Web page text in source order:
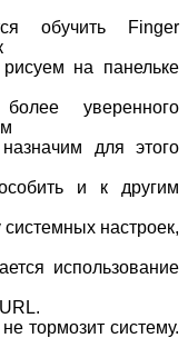
обучить
Finger
на панельке
уверенного
для этого
и к другим
настроек,
использование
URL.
тормозит систему.